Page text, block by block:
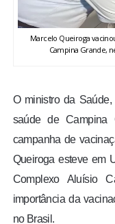
TV LPB
COLUNISTAS
Marcelo Queiroga
Campina Grande,
O ministro da
saúde de Campina
campanha de
Queiroga esteve em
Complexo Aluísio
importância da
no Brasil.